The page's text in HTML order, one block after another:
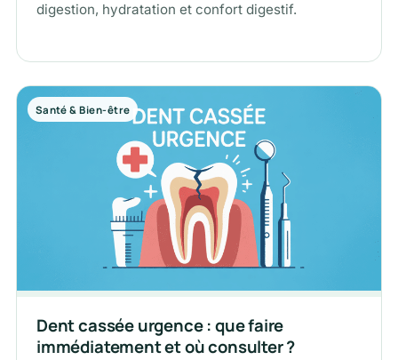
digestion, hydratation et confort digestif.
Santé & Bien-être
Dent cassée urgence : que faire
immédiatement et où consulter ?